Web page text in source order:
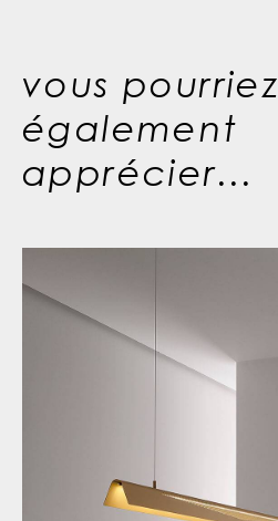
vous pourriez
également
apprécier...